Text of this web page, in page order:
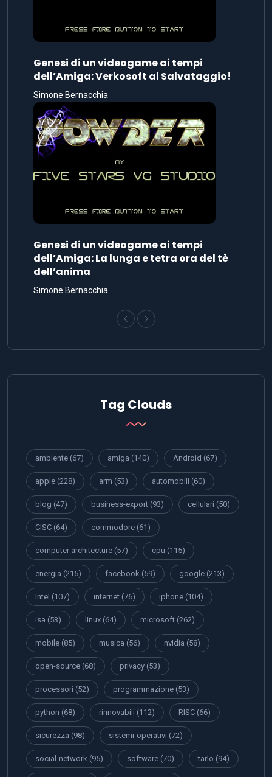
Genesi di un videogame ai tempi
dell’Amiga: Verkosoft al Salvataggio!
Simone Bernacchia
Genesi di un videogame ai tempi
dell’Amiga: La lunga e tetra ora del tè
dell’anima
Simone Bernacchia
Tag Clouds
ambiente (67) amiga (140) Android (67)
apple (228) arm (53) automobili (60)
blog (47) business-export (93) cellulari (50)
CISC (64) commodore (61)
computer architecture (57) cpu (115)
energia (215) facebook (59) google (213)
Intel (107) internet (76) iphone (104)
isa (53) linux (64) microsoft (262)
mobile (85) musica (56) nvidia (58)
open-source (68) privacy (53)
processori (52) programmazione (53)
python (68) rinnovabili (112) RISC (66)
sicurezza (98) sistemi-operativi (72)
social-network (95) software (70) tarlo (94)